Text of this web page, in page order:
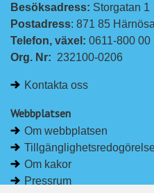
Besöksadress: Storgatan 1
Postadress: 871 85
Telefon, växel: 0611-800 00
Org. Nr: 232100-0206
Kontakta oss
Webbplatsen
Om webbplatsen
Om kakor
Pressrum